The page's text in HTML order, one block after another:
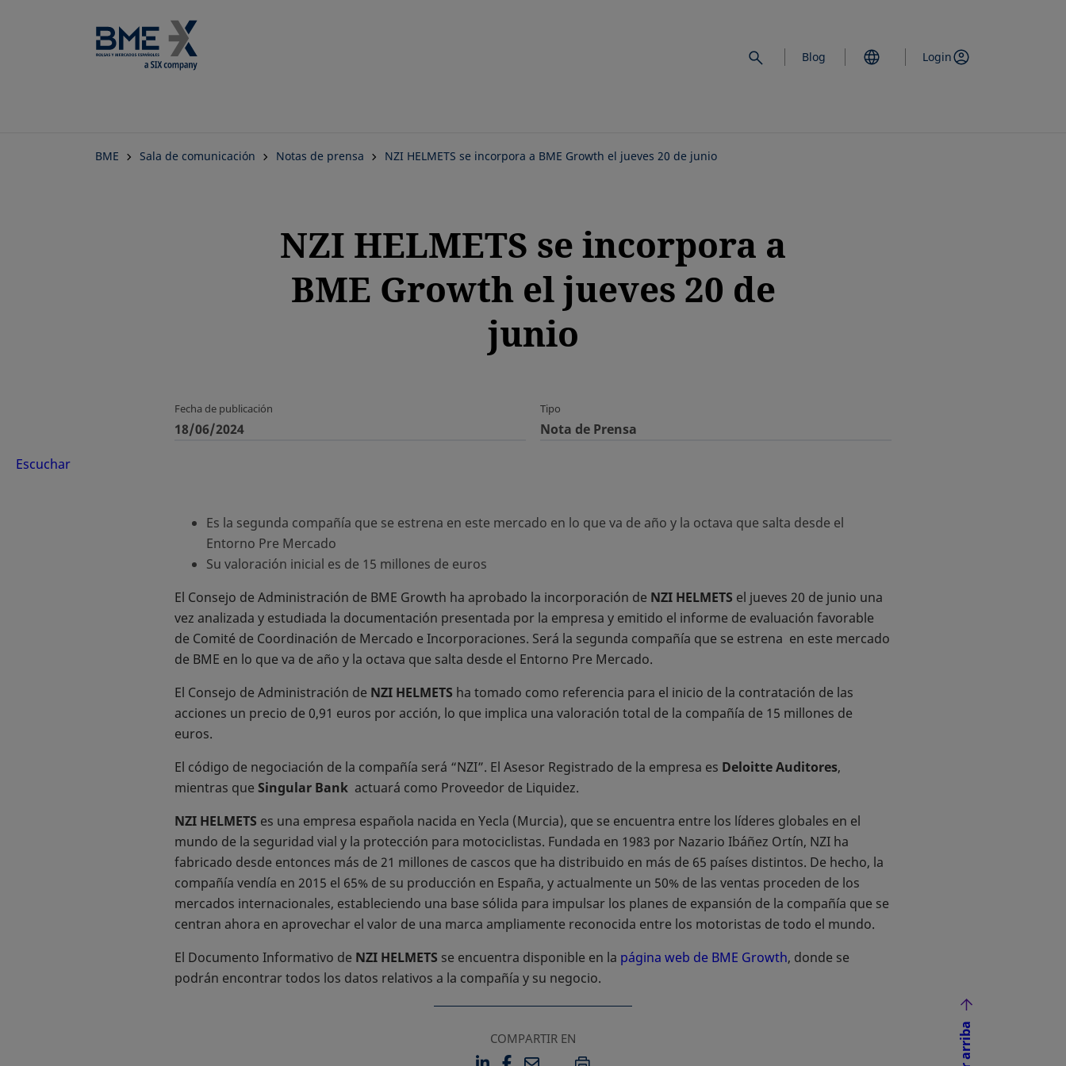
Blog Login
BME Sala de comunicación Notas de prensa NZI HELMETS se incorpora a BME Growth el jueves 20 de junio
NZI HELMETS se incorpora a
BME Growth el jueves 20 de
junio
Fecha de publicación
18/06/2024
Tipo
Nota de Prensa
Escuchar
Es la segunda compañía que se estrena en este mercado en lo que va de año y la octava que salta desde el
Entorno Pre Mercado
Su valoración inicial es de 15 millones de euros
El Consejo de Administración de BME Growth ha aprobado la incorporación de NZI HELMETS el jueves 20 de junio una
vez analizada y estudiada la documentación presentada por la empresa y emitido el informe de evaluación favorable
de Comité de Coordinación de Mercado e Incorporaciones. Será la segunda compañía que se estrena en este mercado
de BME en lo que va de año y la octava que salta desde el Entorno Pre Mercado.
El Consejo de Administración de NZI HELMETS ha tomado como referencia para el inicio de la contratación de las
acciones un precio de 0,91 euros por acción, lo que implica una valoración total de la compañía de 15 millones de
euros.
El código de negociación de la compañía será “NZI”. El Asesor Registrado de la empresa es Deloitte Auditores,
mientras que Singular Bank actuará como Proveedor de Liquidez.
NZI HELMETS es una empresa española nacida en Yecla (Murcia), que se encuentra entre los líderes globales en el
mundo de la seguridad vial y la protección para motociclistas. Fundada en 1983 por Nazario Ibáñez Ortín, NZI ha
fabricado desde entonces más de 21 millones de cascos que ha distribuido en más de 65 países distintos. De hecho, la
compañía vendía en 2015 el 65% de su producción en España, y actualmente un 50% de las ventas proceden de los
mercados internacionales, estableciendo una base sólida para impulsar los planes de expansión de la compañía que se
centran ahora en aprovechar el valor de una marca ampliamente reconocida entre los motoristas de todo el mundo.
El Documento Informativo de NZI HELMETS se encuentra disponible en la página web de BME Growthse abre en una pestaña nueva
, donde se
podrán encontrar todos los datos relativos a la compañía y su negocio.
COMPARTIR EN
LINKEDIN
SE ABRE EN UNA PESTAÑA NUEVA
FACEBOOK
SE ABRE EN UNA PESTAÑA NUEVA
EMAIL